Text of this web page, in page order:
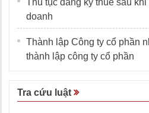
Thủ tục đăng ký thuế sau
doanh
Thành lập Công ty cổ phần
thành lập công ty cổ phần
Tra cứu luật